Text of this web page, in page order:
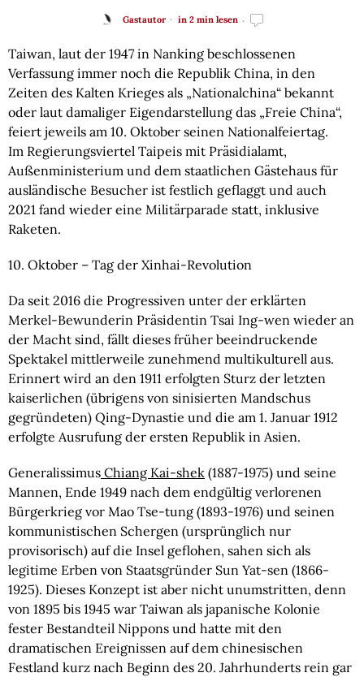
Gastautor in 2 min lesen
Taiwan, laut der 1947 in Nanking beschlossenen
Verfassung immer noch die Republik China, in den
Zeiten des Kalten Krieges als „Nationalchina“ bekannt
oder laut damaliger Eigendarstellung das „Freie China“,
feiert jeweils am 10. Oktober seinen Nationalfeiertag.
Im Regierungsviertel Taipeis mit Präsidialamt,
Außenministerium und dem staatlichen Gästehaus für
ausländische Besucher ist festlich geflaggt und auch
2021 fand wieder eine Militärparade statt, inklusive
Raketen.
10. Oktober – Tag der Xinhai-Revolution
Da seit 2016 die Progressiven unter der erklärten
Merkel-Bewunderin Präsidentin Tsai Ing-wen wieder an
der Macht sind, fällt dieses früher beeindruckende
Spektakel mittlerweile zunehmend multikulturell aus.
Erinnert wird an den 1911 erfolgten Sturz der letzten
kaiserlichen (übrigens von sinisierten Mandschus
gegründeten) Qing-Dynastie und die am 1. Januar 1912
erfolgte Ausrufung der ersten Republik in Asien.
Generalissimus Chiang Kai-shek (1887-1975) und seine
Mannen, Ende 1949 nach dem endgültig verlorenen
Bürgerkrieg vor Mao Tse-tung (1893-1976) und seinen
kommunistischen Schergen (ursprünglich nur
provisorisch) auf die Insel geflohen, sahen sich als
legitime Erben von Staatsgründer Sun Yat-sen (1866-
1925). Dieses Konzept ist aber nicht unumstritten, denn
von 1895 bis 1945 war Taiwan als japanische Kolonie
fester Bestandteil Nippons und hatte mit den
dramatischen Ereignissen auf dem chinesischen
Festland kurz nach Beginn des 20. Jahrhunderts rein gar